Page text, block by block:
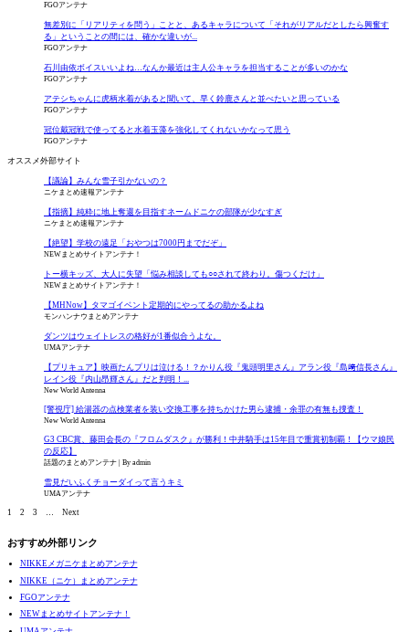
FGOアンテナ
無差別に「リアリティを問う」ことと、あるキャラについて「それがリアルだとしたら興奮す
る」ということの間には、確かな違いが...
FGOアンテナ
石川由依ボイスいいよね…なんか最近は主人公キャラを担当することが多いのかな
FGOアンテナ
アテシちゃんに虎柄水着があると聞いて、早く鈴鹿さんと並べたいと思っている
FGOアンテナ
冠位戴冠戦で使ってると水着玉藻を強化してくれないかなって思う
FGOアンテナ
オススメ外部サイト
【議論】みんな雪子引かないの？
ニケまとめ速報アンテナ
【指摘】純粋に地上奪還を目指すネームドニケの部隊が少なすぎ
ニケまとめ速報アンテナ
【絶望】学校の遠足「おやつは7000円までだぞ」
NEWまとめサイトアンテナ！
トー横キッズ、大人に失望「悩み相談しても○○されて終わり。傷つくだけ」
NEWまとめサイトアンテナ！
【MHNow】タマゴイベント定期的にやってるの助かるよね
モンハンナウまとめアンテナ
ダンツはウェイトレスの格好が1番似合うよな。
UMAアンテナ
【プリキュア】映画たんプリは泣ける！？かりん役『鬼頭明里さん』アラン役『島﨑信長さん』
レイン役『内山昂輝さん』だと判明！...
New World Antenna
[警視庁] 給湯器の点検業者を装い交換工事を持ちかけた男ら逮捕・余罪の有無も捜査！
New World Antenna
G3 CBC賞、藤田会長の『フロムダスク』が勝利！中井騎手は15年目で重賞初制覇！【ウマ娘民
の反応】
話題のまとめアンテナ By admin
雪見だいふくチョーダイって言うキミ
UMAアンテナ
1 2 3 … Next
おすすめ外部リンク
NIKKEメガニケまとめアンテナ
NIKKE（ニケ）まとめアンテナ
FGOアンテナ
NEWまとめサイトアンテナ！